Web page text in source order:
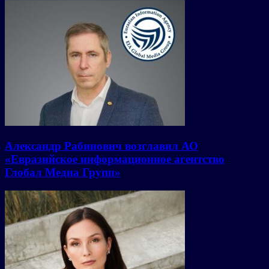
Александр Рабинович возглавил АО
«Евразийское информационное агентство
Глобал Медиа Групп»